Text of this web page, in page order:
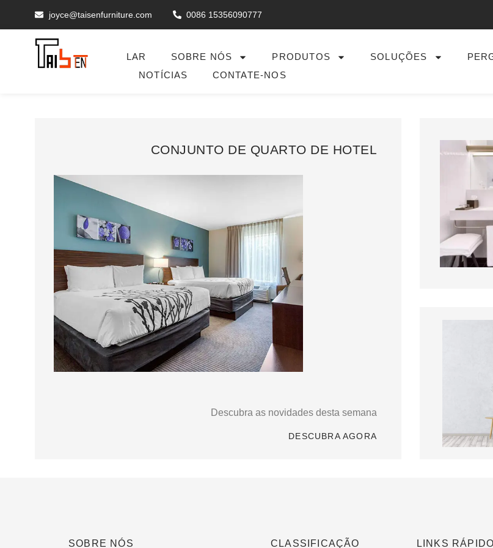
joyce@taisenfurniture.com 0086 15356090777
LAR SOBRE NÓS PRODUTOS SOLUÇÕES
NOTÍCIAS
CONTATE-NOS
CONJUNTO DE QUARTO DE HOTEL
Descubra as novidades desta semana
DESCUBRA AGORA
SOBRE NÓS CLASSIFICAÇÃO LINKS